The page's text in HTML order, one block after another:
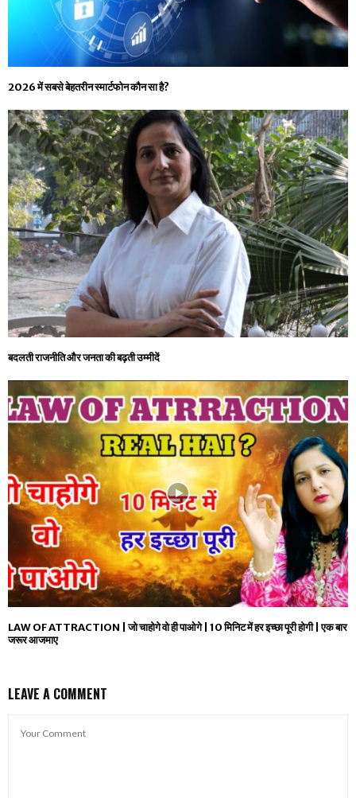
2026 में सबसे बेहतरीन स्मार्टफोन कौन सा है?
बदलती राजनीति और जनता की बढ़ती उम्मीदें
LAW OF ATTRACTION | जो चाहोगे वो ही पाओगे | 10 मिनिट में हर इच्छा पूरी होगी | एक बार
जरूर आजमाए
LEAVE A COMMENT